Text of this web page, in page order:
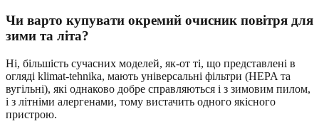
Чи варто купувати окремий очисник повітря для
зими та літа?
Ні, більшість сучасних моделей, як-от ті, що представлені в
огляді klimat-tehnika, мають універсальні фільтри (HEPA та
вугільні), які однаково добре справляються і з зимовим пилом,
і з літніми алергенами, тому вистачить одного якісного
пристрою.